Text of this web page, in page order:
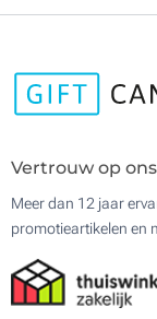
Vertrouw op ons
Meer dan 12 jaar
promotieartikelen en